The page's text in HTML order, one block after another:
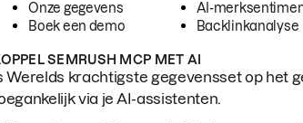
Onze gegevens
Boek een demo
AI-
Backlinkanalyse
SEMRUSH MCP MET AI
Werelds krachtigste gegevensset op het
via je AI-assistenten.